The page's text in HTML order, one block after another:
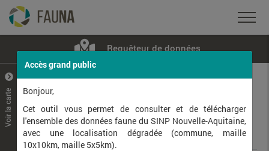
Requêteur de données
+
–
Voir la carte
Données
Accès grand public
Bonjour,
Cet outil vous permet de consulter et de télécharger
l'ensemble des données faune du SINP Nouvelle-Aquitaine,
avec une localisation dégradée (commune, maille
10x10km, maille 5x5km).